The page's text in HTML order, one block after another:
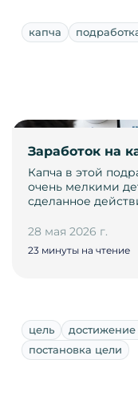
капча
Заработок на
Капча в этой
очень мелкими
сделанное
28 мая 2026 г.
23 минуты на чтение
цель достижение
постановка цели